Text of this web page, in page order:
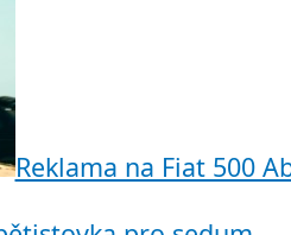
Reklama na Fiat 500